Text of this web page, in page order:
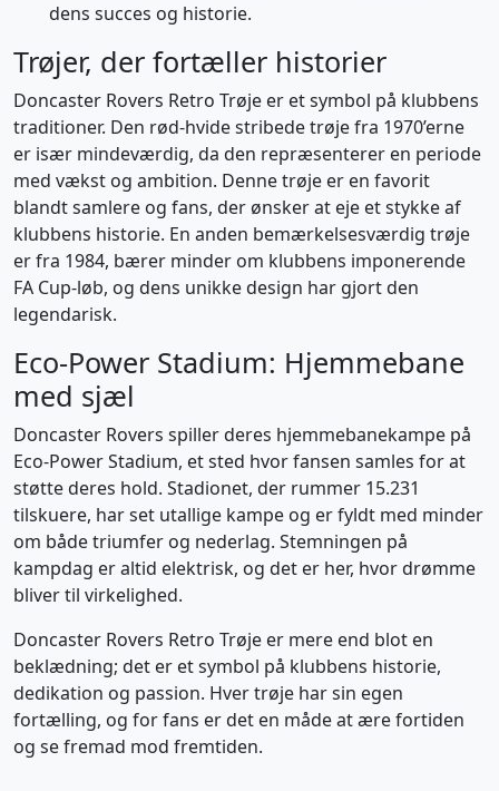
dens succes og historie.
Trøjer, der fortæller historier
Doncaster Rovers Retro Trøje er et symbol på klubbens
traditioner. Den rød-hvide stribede trøje fra 1970’erne
er især mindeværdig, da den repræsenterer en periode
med vækst og ambition. Denne trøje er en favorit
blandt samlere og fans, der ønsker at eje et stykke af
klubbens historie. En anden bemærkelsesværdig trøje
er fra 1984, bærer minder om klubbens imponerende
FA Cup-løb, og dens unikke design har gjort den
legendarisk.
Eco-Power Stadium: Hjemmebane
med sjæl
Doncaster Rovers spiller deres hjemmebanekampe på
Eco-Power Stadium, et sted hvor fansen samles for at
støtte deres hold. Stadionet, der rummer 15.231
tilskuere, har set utallige kampe og er fyldt med minder
om både triumfer og nederlag. Stemningen på
kampdag er altid elektrisk, og det er her, hvor drømme
bliver til virkelighed.
Doncaster Rovers Retro Trøje er mere end blot en
beklædning; det er et symbol på klubbens historie,
dedikation og passion. Hver trøje har sin egen
fortælling, og for fans er det en måde at ære fortiden
og se fremad mod fremtiden.